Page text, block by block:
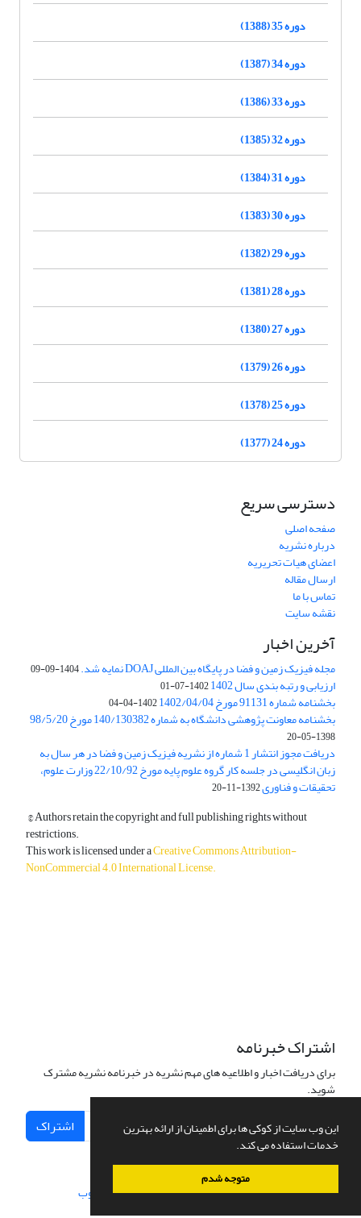
این وب سایت از کوکی ها برای اطمینان از ارائه بهترین
خدمات استفاده می کند.
متوجه شدم
دوره 35 (1388)
دوره 34 (1387)
دوره 33 (1386)
دوره 32 (1385)
دوره 31 (1384)
دوره 30 (1383)
دوره 29 (1382)
دوره 28 (1381)
دوره 27 (1380)
دوره 26 (1379)
دوره 25 (1378)
دوره 24 (1377)
دسترسی سریع
صفحه اصلی
درباره نشریه
اعضای هیات تحریریه
ارسال مقاله
تماس با ما
نقشه سایت
آخرین اخبار
مجله فیزیک زمین و فضا در پایگاه بین المللی DOAJ نمایه شد. 1404-09-09
ارزیابی و رتبه بندی سال 1402 1402-07-01
بخشنامه شماره 91131 مورخ 1402/04/04 1402-04-04
بخشنامه معاونت پژوهشی دانشگاه به شماره 140/130382 مورخ 98/5/20
1398-05-20
دریافت مجوز انتشار 1 شماره از نشریه فیزیک زمین و فضا در هر سال به
زبان انگلیسی در جلسه کار گروه علوم پایه مورخ 22/10/92 وزارت علوم،
تحقیقات و فناوری1392-11-20
© Authors retain the copyright and full publishing rights without
restrictions.
This work is licensed under aCreative Commons Attribution-
NonCommercial 4.0 International License.
اشتراک خبرنامه
برای دریافت اخبار و اطلاعیه های مهم نشریه در خبرنامه نشریه مشترک
شوید.
اشتراک
سامانه مدیریت نشریات علمی.طراحی و پیاده سازی از سیناوب